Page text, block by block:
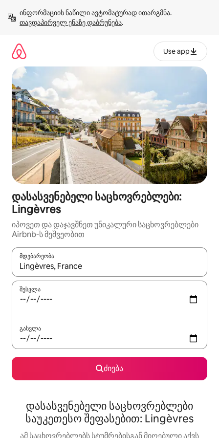
გადასვლა
თავდაპირველ ენაზე დაბრუნება.
Use app
დასასვენებელი საცხოვრებლები:
Lingèvres
იპოვეთ და დაჯავშნეთ უნიკალური საცხოვრებლები
Airbnb-ს მეშვეობით
მდებარეობა
როცა შედეგები ხელმისაწვდომი გახდება, ნავიგაციისთვის
შესვლა
გასვლა
ძიება
დასასვენებელი საცხოვრებლები
საუკეთესო შეფასებით: Lingèvres
ამ საცხოვრებლებს სტუმრებისგან მიღებული აქვს